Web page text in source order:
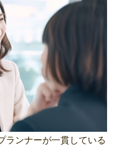
ランナーが一貫している